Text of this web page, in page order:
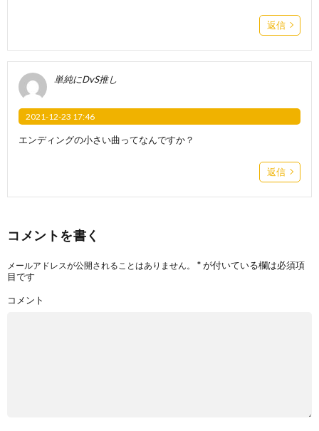
返信
単純にDvS推し
2021-12-23 17:46
エンディングの小さい曲ってなんですか？
返信
コメントを書く
メールアドレスが公開されることはありません。 *が付いている欄は必須項
目です
コメント